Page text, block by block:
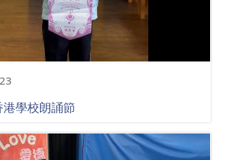
學校朗誦節